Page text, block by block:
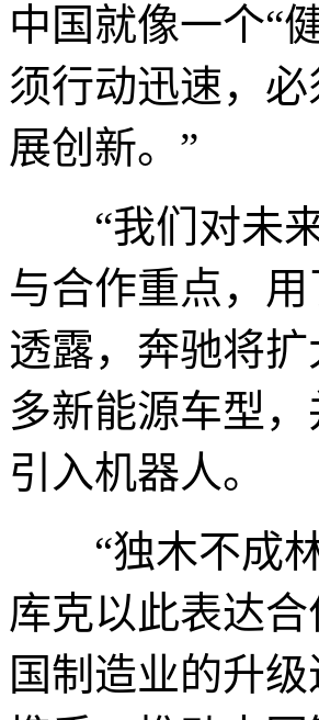
中国就像一个“
须行动迅速，
展创新。”
“我们对未来
与合作重点，
透露，奔驰将
多新能源车型
引入机器人。
“独木不成林
库克以此表达
国制造业的升